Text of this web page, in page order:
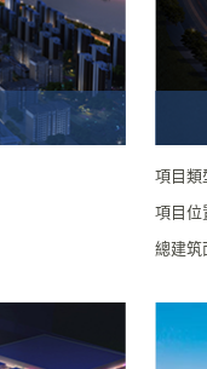
項目類
項目位
總建筑